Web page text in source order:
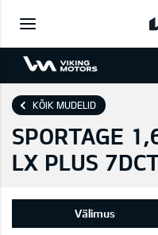
KÕIK MUDELID
SPORTAGE
LX PLUS
Välimus